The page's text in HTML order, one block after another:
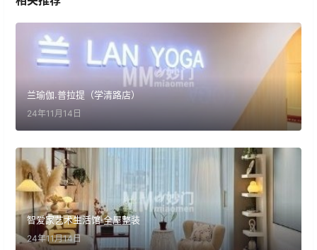
兰瑜伽.普拉提（学清路店）
24年11月14日
智爱家艺术生活馆·全屋整装
24年11月14日